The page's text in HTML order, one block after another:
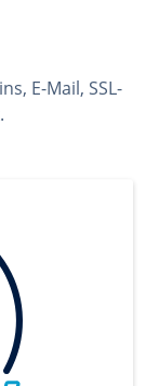
E-Mail, SSL-